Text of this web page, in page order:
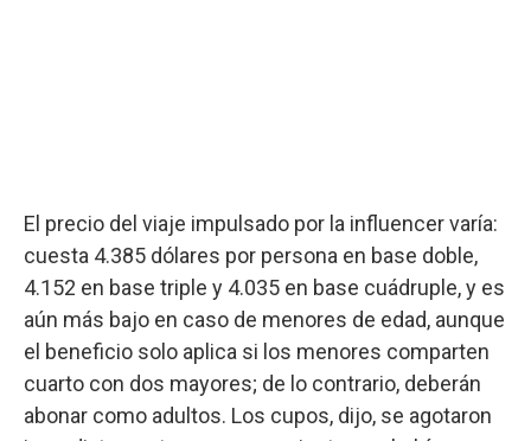
El precio del viaje impulsado por la influencer varía:
cuesta 4.385 dólares por persona en base doble,
4.152 en base triple y 4.035 en base cuádruple, y es
aún más bajo en caso de menores de edad, aunque
el beneficio solo aplica si los menores comparten
cuarto con dos mayores; de lo contrario, deberán
abonar como adultos. Los cupos, dijo, se agotaron